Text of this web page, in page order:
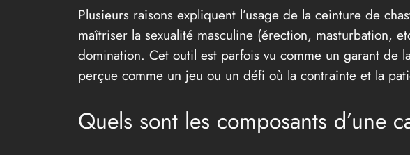
Plusieurs raisons expliquent l’usage de la ceinture de
maîtriser la sexualité masculine (érection, masturbation,
domination. Cet outil est parfois vu comme un garant de
perçue comme un jeu ou un défi où la contrainte et la
Quels sont les composants d’une